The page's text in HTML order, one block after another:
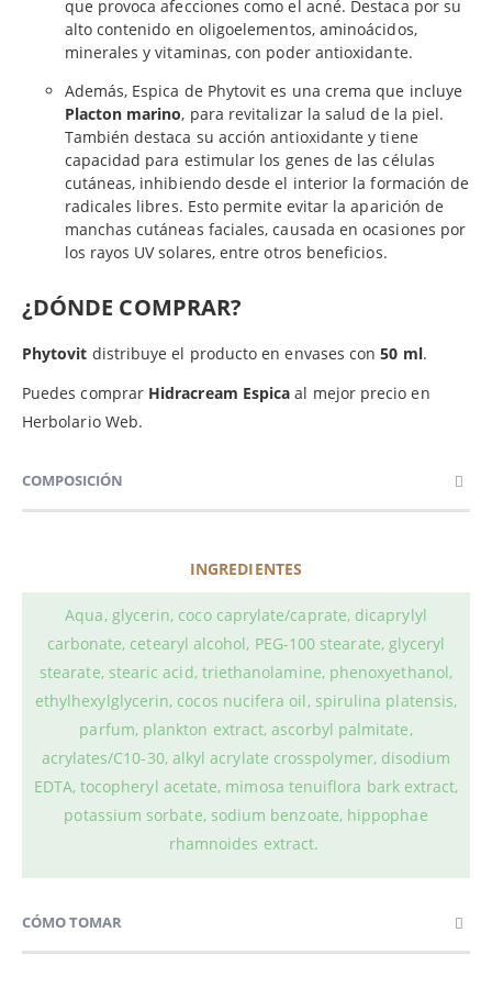
que provoca afecciones como el acné. Destaca por su
alto contenido en oligoelementos, aminoácidos,
minerales y vitaminas, con poder antioxidante.
Además, Espica de Phytovit es una crema que incluye
Placton marino, para revitalizar la salud de la piel.
También destaca su acción antioxidante y tiene
capacidad para estimular los genes de las células
cutáneas, inhibiendo desde el interior la formación de
radicales libres. Esto permite evitar la aparición de
manchas cutáneas faciales, causada en ocasiones por
los rayos UV solares, entre otros beneficios.
¿DÓNDE COMPRAR?
Phytovit distribuye el producto en envases con50 ml.
Puedes comprar Hidracream Espicaal mejor precio en
Herbolario Web.
COMPOSICIÓN
INGREDIENTES
Aqua, glycerin, coco caprylate/caprate, dicaprylyl
carbonate, cetearyl alcohol, PEG-100 stearate, glyceryl
stearate, stearic acid, triethanolamine, phenoxyethanol,
ethylhexylglycerin, cocos nucifera oil, spirulina platensis,
parfum, plankton extract, ascorbyl palmitate,
acrylates/C10-30, alkyl acrylate crosspolymer, disodium
EDTA, tocopheryl acetate, mimosa tenuiflora bark extract,
potassium sorbate, sodium benzoate, hippophae
rhamnoides extract.
CÓMO TOMAR